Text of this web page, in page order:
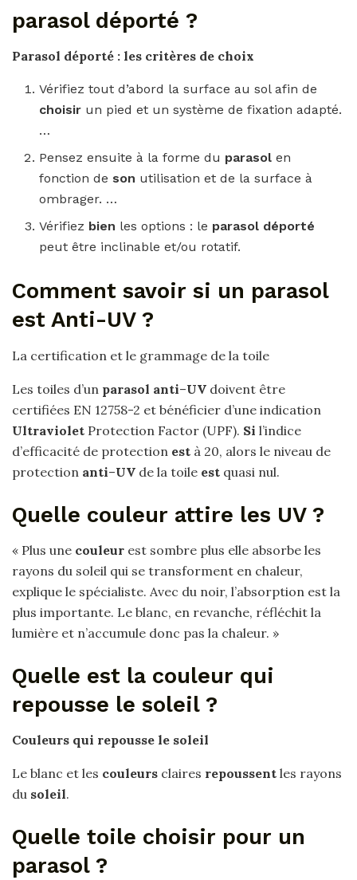
parasol déporté ?
Parasol déporté : les critères de choix
Vérifiez tout d’abord la surface au sol afin de
choisir un pied et un système de fixation adapté.
…
Pensez ensuite à la forme du parasolen
fonction de son utilisation et de la surface à
ombrager. …
Vérifiez bien les options : le parasol déporté
peut être inclinable et/ou rotatif.
Comment savoir si un parasol
est Anti-UV ?
La certification et le grammage de la toile
Les toiles d’un parasol anti–UV doivent être
certifiées EN 12758-2 et bénéficier d’une indication
Ultraviolet Protection Factor (UPF). Si l’indice
d’efficacité de protection est à 20, alors le niveau de
protection anti–UV de la toile est quasi nul.
Quelle couleur attire les UV ?
« Plus une couleur est sombre plus elle absorbe les
rayons du soleil qui se transforment en chaleur,
explique le spécialiste. Avec du noir, l’absorption est la
plus importante. Le blanc, en revanche, réfléchit la
lumière et n’accumule donc pas la chaleur. »
Quelle est la couleur qui
repousse le soleil ?
Couleurs qui repousse le soleil
Le blanc et les couleurs claires repoussent les rayons
du soleil.
Quelle toile choisir pour un
parasol ?